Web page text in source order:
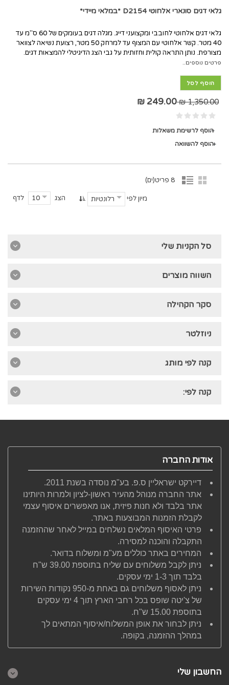
גלאי דגים סונארי אלחוטי D2154 *במלאי מיידי*
גלאי דגים אלחוטי לחובבי ומקצועני דייג. מגלה דגים בעומקים של 60 ס"מ עד
40 מטר. קשר אלחוטי עם המצוף עד למרחק 50 מטר, רצועת נשיאה לצוואר
מצורפת. נותן התראה קולית וחזותית על גבי הצג הדיגיטלי להמצאות דגים.
פרטים נוספים..
הוסף לסל
1,350.00 ₪
249.00 ₪
הוסף לרשימת משאלות
הוסף להשוואה
8 פריט(ים)
הצג 10 לדף מיון לפי רלונטיות
סל הקניות שלי
השווה מוצרים
סקר הקהילה
ניוזלטר
קנה לפי מותג
קנה לפי:
אודות החברה
דיירקט ישראליין ס.פ. בע"מ נוסדה בשנת 2011.
אתר החברה מנוהל מהעיר ראשון-לציון ולמרות היותינו
אתר בלבד ולא חנות פיזית, אנו מאפשרים איסוף עצמי
לקבלת הזמנות המבוצעות באתר.
פרטי האיסוף המלאים נשלחים במייל לאחר שההזמנה
התקבלה והוכנה למסירה.
המחירים באתר כוללים מע"מ ומשלוח בדואר.
ניתן לקבל משלוחים עם שליח בתוספת 39.00 ש"ח
בלבד תוך 1-3 ימי עסקים.
ניתן לאסוף משלוחים גם באחת מ-950 נקודות השירות
של צ'יטה שופס בכל רחבי הארץ תוך 4 ימי עסקים
בתוספת 15.00 ש"ח.
ניתן לבחור את אופן המשלוח/איסוף המתאים לך
במהלך ההזמנה, בקופה.
החשבון שלי